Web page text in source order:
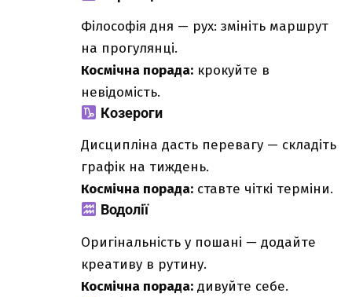
Філософія дня — рух: змініть маршрут
на прогулянці.
Космічна порада: крокуйте в
невідомість.
Козероги
Дисципліна дасть перевагу — складіть
графік на тиждень.
Космічна порада: ставте чіткі терміни.
Водолії
Оригінальність у пошані — додайте
креативу в рутину.
Космічна порада: дивуйте себе.